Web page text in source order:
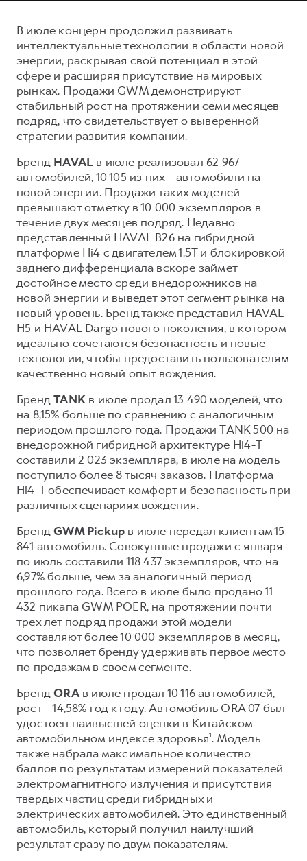
HAVAL Лизинг
АКСЕССУАРЫ HAVAL
Автомобильные аксессуары
Коллекция CITY
Коллекция Базовая
Коллекция Детская
Автомобильные аксессуары
Коллекция CITY
Коллекция Базовая
Коллекция Детская
В июле концерн продолжил развивать
интеллектуальные технологии в области новой
энергии, раскрывая свой потенциал в этой
сфере и расширяя присутствие на мировых
рынках. Продажи GWM демонстрируют
стабильный рост на протяжении семи месяцев
подряд, что свидетельствует о выверенной
стратегии развития компании.
Бренд HAVAL в июле реализовал 62 967
автомобилей, 10 105 из них – автомобили на
новой энергии. Продажи таких моделей
превышают отметку в 10 000 экземпляров в
течение двух месяцев подряд. Недавно
представленный HAVAL B26 на гибридной
платформе Hi4 с двигателем 1.5Т и блокировкой
заднего дифференциала вскоре займет
достойное место среди внедорожников на
новой энергии и выведет этот сегмент рынка на
новый уровень. Бренд также представил HAVAL
H5 и HAVAL Dargo нового поколения, в котором
идеально сочетаются безопасность и новые
технологии, чтобы предоставить пользователям
качественно новый опыт вождения.
БрендTANK в июле продал 13 490 моделей, что
на 8,15% больше по сравнению с аналогичным
периодом прошлого года. Продажи TANK 500 на
внедорожной гибридной архитектуре Hi4-T
составили 2 023 экземпляра, в июле на модель
поступило более 8 тысяч заказов. Платформа
Hi4-T обеспечивает комфорт и безопасность при
различных сценариях вождения.
БрендGWM Pickup в июле передал клиентам 15
841 автомобиль. Совокупные продажи с января
по июль составили 118 437 экземпляров, что на
6,97% больше, чем за аналогичный период
прошлого года. Всего в июле было продано 11
432 пикапа GWM POER, на протяжении почти
трех лет подряд продажи этой модели
составляют более 10 000 экземпляров в месяц,
что позволяет бренду удерживать первое место
по продажам в своем сегменте.
БрендORAв июле продал 10 116 автомобилей,
рост – 14,58% год к году. Автомобиль ORA 07 был
удостоен наивысшей оценки в Китайском
автомобильном индексе здоровья¹. Модель
также набрала максимальное количество
баллов по результатам измерений показателей
электромагнитного излучения и присутствия
твердых частиц среди гибридных и
электрических автомобилей. Это единственный
автомобиль, который получил наилучший
результат сразу по двум показателям.